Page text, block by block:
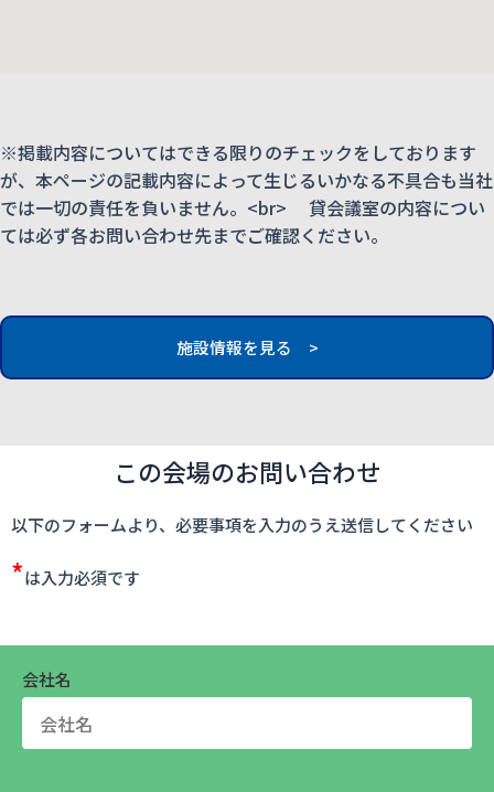
※掲載内容についてはできる限りのチェックをしております
が、本ページの記載内容によって生じるいかなる不具合も当社
では一切の責任を負いません。<br> 貸会議室の内容につい
ては必ず各お問い合わせ先までご確認ください。
施設情報を見る >
この会場のお問い合わせ
以下のフォームより、必要事項を入力のうえ送信してください
*は入力必須です
会社名